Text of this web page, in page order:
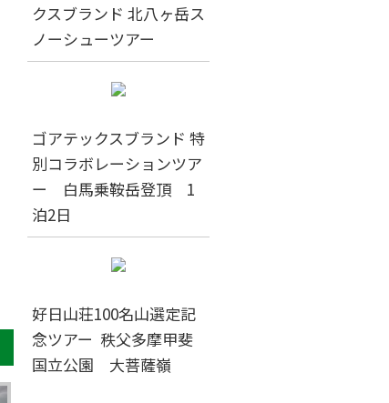
クスブランド 北八ヶ岳ス
ノーシューツアー
ゴアテックスブランド 特
別コラボレーションツア
ー 白馬乗鞍岳登頂 1
泊2日
好日山荘100名山選定記
念ツアー 秩父多摩甲斐
国立公園 大菩薩嶺